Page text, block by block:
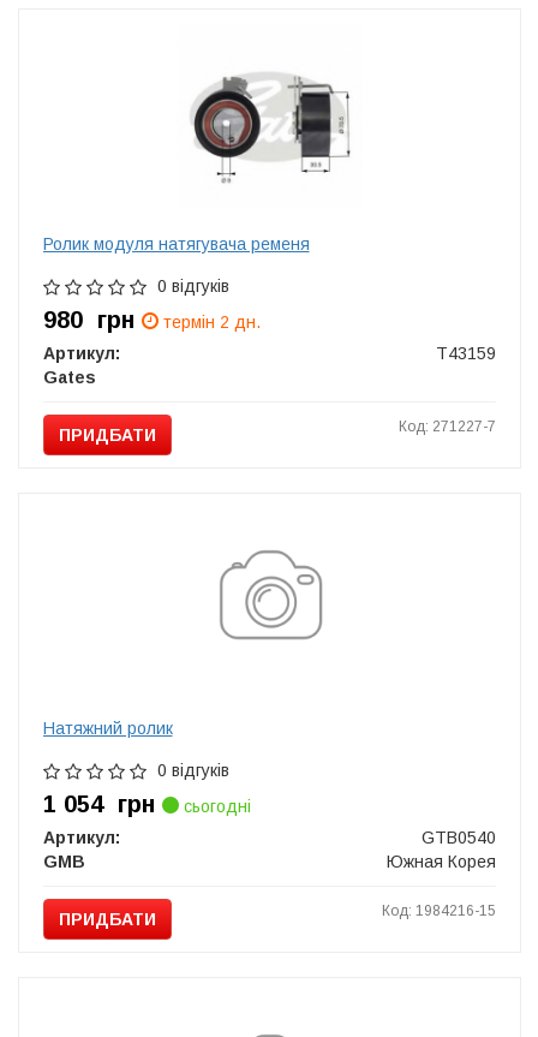
Ролик модуля натягувача ременя
0 відгуків
980 грн
термін 2 дн.
Артикул:
T43159
Gates
ПРИДБАТИ Код: 271227-7
Натяжний ролик
0 відгуків
1 054 грн
сьогодні
Артикул:
GTB0540
GMB
Южная Корея
ПРИДБАТИ Код: 1984216-15